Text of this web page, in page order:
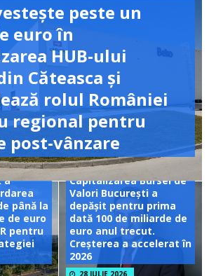
peste un
euro în
HUB-ului
Căteasca și
rolul României
regional pentru
post-vânzare
a
până la
de euro
pentru
Capitalizarea Bursei de
Valori București a
depășit pentru prima
dată 100 de miliarde de
euro anul trecut.
Creșterea a accelerat în
2026
28 IULIE 2026